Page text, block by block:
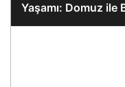
Yaşamı: Domuz ile